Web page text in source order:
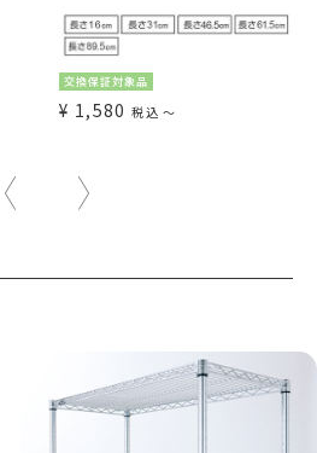
交換保証対象品
¥ 1,580 税込 〜